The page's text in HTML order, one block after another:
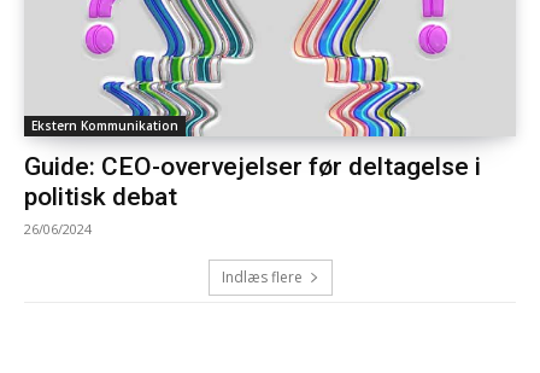
Ekstern Kommunikation
Guide: CEO-overvejelser før deltagelse i
politisk debat
26/06/2024
Indlæs flere